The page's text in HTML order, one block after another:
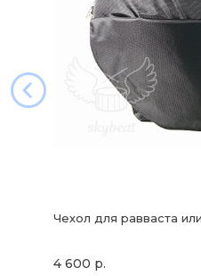
Чехол для равваста
4 600 р.